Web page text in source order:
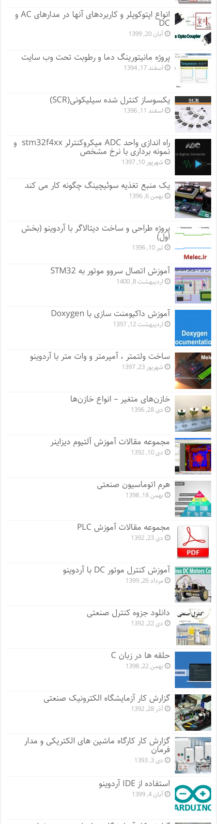
انواع اپتوکوپلر و کاربردهای آنها در مدارهای AC و
DC
آبان 20, 1399
پروژه مانيتورينگ دما و رطوبت تحت وب سایت
اسفند 17, 1394
یکسوساز کنترل شده سیلیکونی(SCR)
اسفند 11, 1396
راه اندازی واحد ADC میکروکنترلر stm32f4xx و
نمونه برداری با نرخ مشخص
شهریور 10, 1397
یک منبع تغذیه سوئیچینگ چگونه کار می کند
بهمن 6, 1396
پروژه طراحی و ساخت دیتالاگر با آردوینو (بخش
اول)
تیر 10, 1396
آموزش اتصال سروو موتور به STM32
اردیبهشت 8, 1400
آموزش داکیومنت سازی با Doxygen
اردیبهشت 12, 1397
ساخت ولتمتر ، آمپرمتر و وات متر با آردوینو
شهریور 23, 1397
خازن‌های متغیر – انواع خازن‌ها
دی 28, 1396
مجموعه مقالات آموزش آلتیوم دیزاینر
دی 10, 1392
هرم اتوماسیون صنعتی
بهمن 18, 1398
مجموعه مقالات آموزش PLC
دی 23, 1392
آموزش کنترل موتور DC با آردوینو
مرداد 26, 1399
دانلود جزوه کنترل صنعتی
دی 22, 1392
حلقه ها در زبان C
بهمن 22, 1398
گزارش کار آزمایشگاه الکترونیک صنعتی
آذر 28, 1392
گزارش کار کارگاه ماشین های الکتریکی و مدار
فرمان
دی 3, 1393
استفاده از IDE آردوینو
آبان 4, 1399